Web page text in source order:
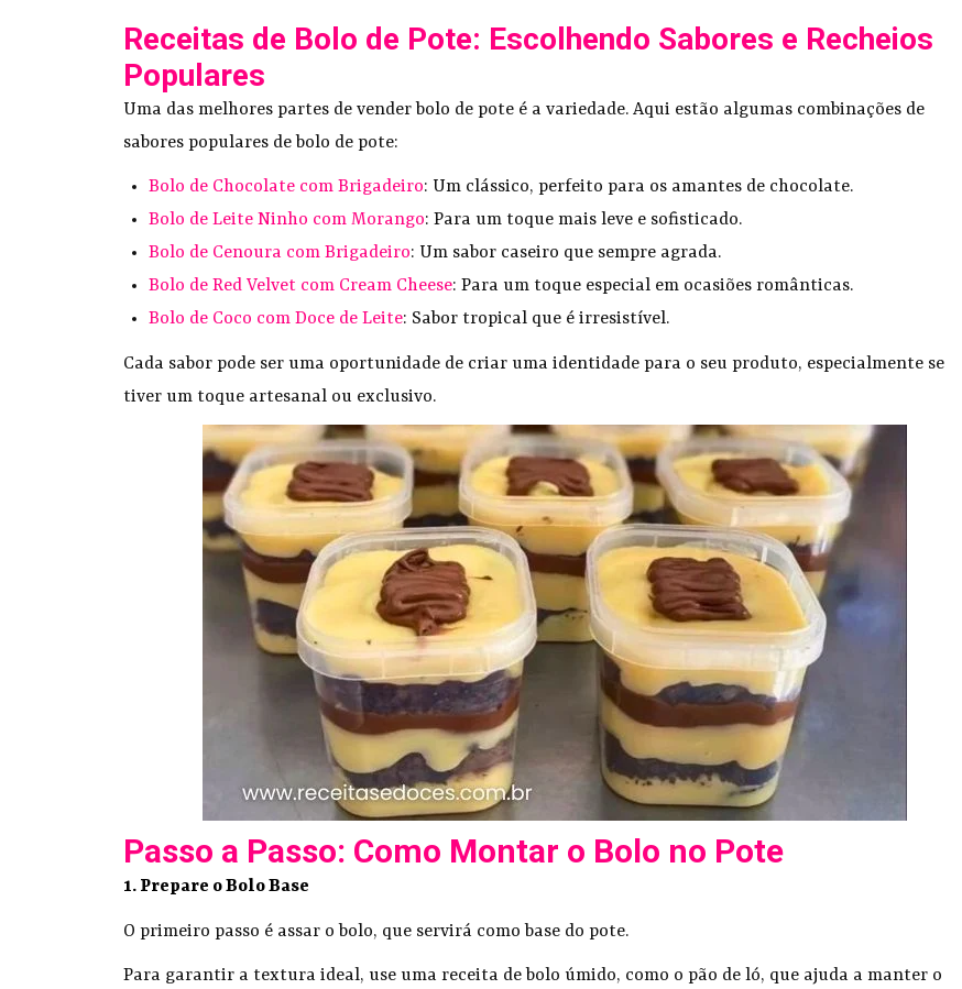
Receitas de Bolo de Pote: Escolhendo Sabores e Recheios
Populares
Uma das melhores partes de vender bolo de pote é a variedade. Aqui estão algumas combinações de
sabores populares de bolo de pote:
Bolo de Chocolate com Brigadeiro: Um clássico, perfeito para os amantes de chocolate.
Bolo de Leite Ninho com Morango: Para um toque mais leve e sofisticado.
Bolo de Cenoura com Brigadeiro: Um sabor caseiro que sempre agrada.
Bolo de Red Velvet com Cream Cheese: Para um toque especial em ocasiões românticas.
Bolo de Coco com Doce de Leite: Sabor tropical que é irresistível.
Cada sabor pode ser uma oportunidade de criar uma identidade para o seu produto, especialmente se
tiver um toque artesanal ou exclusivo.
Passo a Passo: Como Montar o Bolo no Pote
1. Prepare o Bolo Base
O primeiro passo é assar o bolo, que servirá como base do pote.
Para garantir a textura ideal, use uma receita de bolo úmido, como o pão de ló, que ajuda a manter o